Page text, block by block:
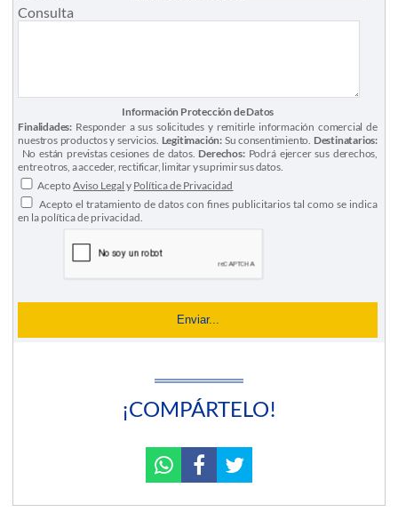
¡COMPÁRTELO!
Consulta
Información Protección de Datos
Finalidades: Responder a sus solicitudes y remitirle información comercial de
nuestros productos y servicios. Legitimación: Su consentimiento. Destinatarios:
No están previstas cesiones de datos. Derechos:Podrá ejercer sus derechos,
entre otros, a acceder, rectificar, limitar y suprimir sus datos.
AceptoAviso Legal y Política de Privacidad
Acepto el tratamiento de datos con fines publicitarios tal como se indica
en la política de privacidad.